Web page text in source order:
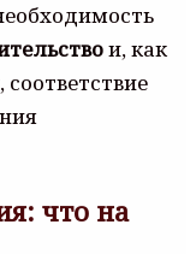
и, как
что на